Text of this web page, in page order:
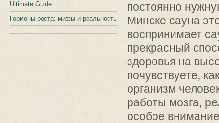
Ultimate Guide
Гормоны роста: мифы и реальность
постоянно
Минске сауна
воспринимает
прекрасный
здоровья на
почувствуете,
организм
работы мозга,
особое